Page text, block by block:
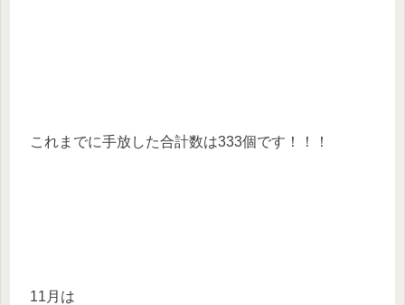
これまでに手放した合計数は333個です！！！
11月は